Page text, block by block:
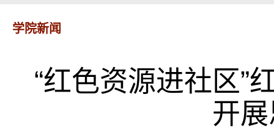
学院新闻
“红色资源进社区
开